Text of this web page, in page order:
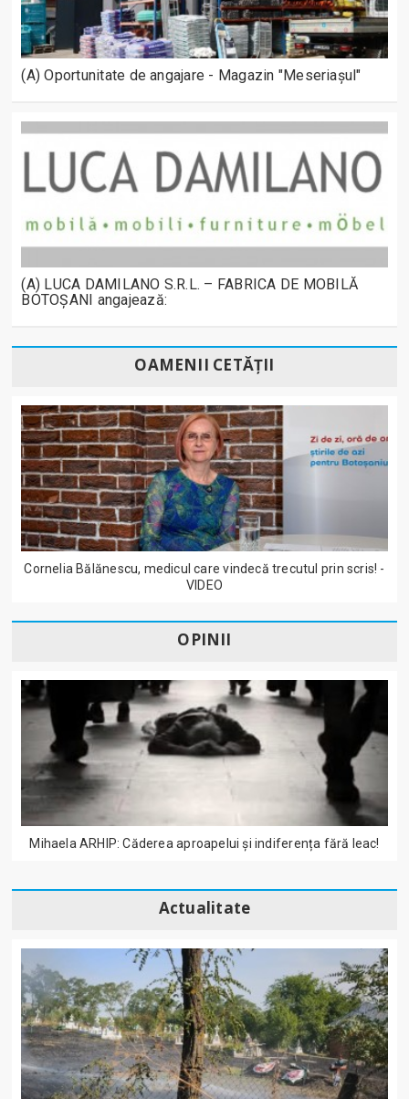
(A) Oportunitate de angajare - Magazin "Meseriașul"
(A) LUCA DAMILANO S.R.L. – FABRICA DE MOBILĂ
BOTOȘANI angajează:
OAMENII CETĂȚII
Cornelia Bălănescu, medicul care vindecă trecutul prin scris! -
VIDEO
OPINII
Mihaela ARHIP: Căderea aproapelui și indiferența fără leac!
Actualitate